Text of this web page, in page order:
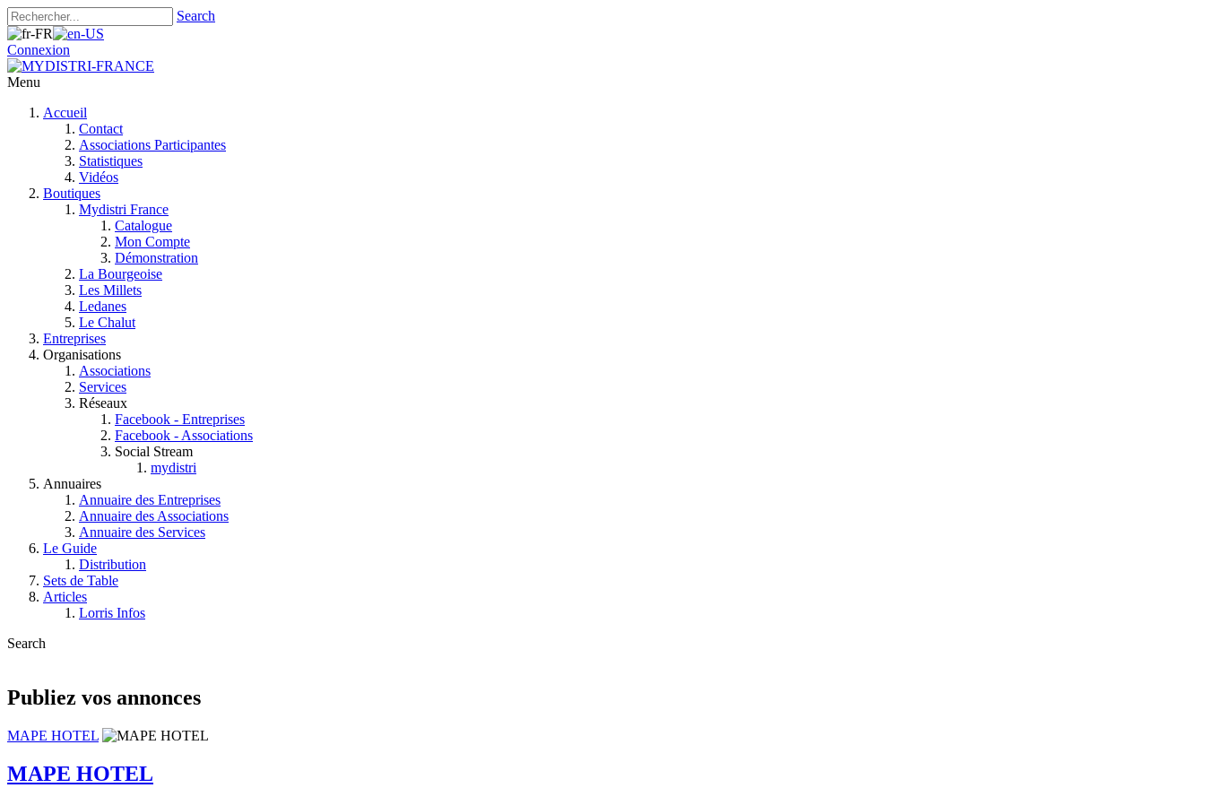
Search
Connexion
Menu
Accueil
Contact
Associations Participantes
Statistiques
Vidéos
Boutiques
Mydistri France
Catalogue
Mon Compte
Démonstration
La Bourgeoise
Les Millets
Ledanes
Le Chalut
Entreprises
Organisations
Associations
Services
Réseaux
Facebook - Entreprises
Facebook - Associations
Social Stream
mydistri
Annuaires
Annuaire des Entreprises
Annuaire des Associations
Annuaire des Services
Le Guide
Distribution
Sets de Table
Articles
Lorris Infos
Search
Publiez vos annonces
MAPE HOTEL
MAPE HOTEL